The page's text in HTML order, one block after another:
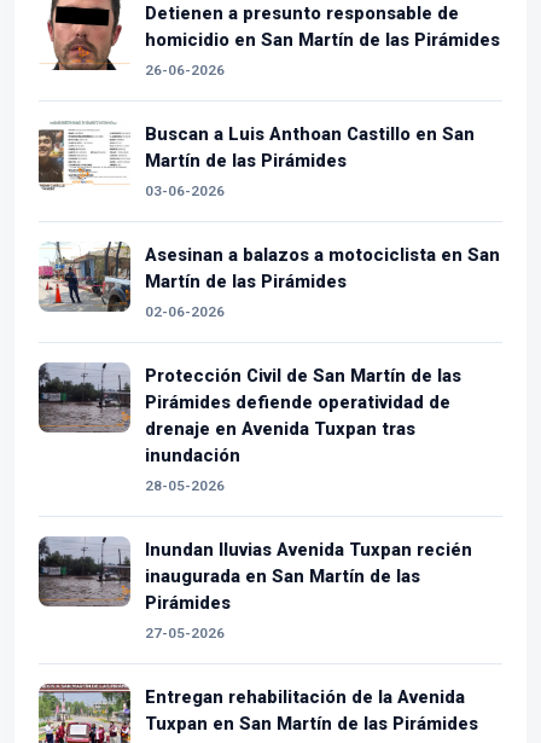
Detienen a presunto responsable de
homicidio en San Martín de las Pirámides
26-06-2026
Buscan a Luis Anthoan Castillo en San
Martín de las Pirámides
03-06-2026
Asesinan a balazos a motociclista en San
Martín de las Pirámides
02-06-2026
Protección Civil de San Martín de las
Pirámides defiende operatividad de
drenaje en Avenida Tuxpan tras
inundación
28-05-2026
Inundan lluvias Avenida Tuxpan recién
inaugurada en San Martín de las
Pirámides
27-05-2026
Entregan rehabilitación de la Avenida
Tuxpan en San Martín de las Pirámides